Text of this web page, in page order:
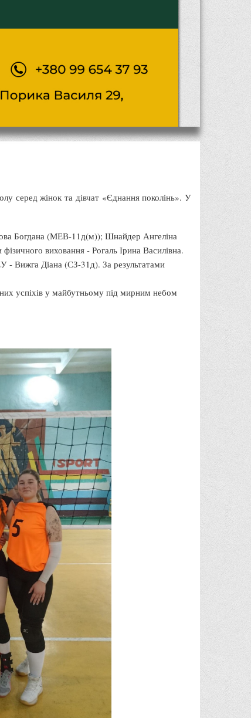
серед жінок та дівчат «Єднання поколінь». У
Богдана (МЕВ-11д(м)); Шнайдер Ангеліна
виховання - Рогаль Ірина Василівна.
- Вижга Діана (СЗ-31д). За результатами
успіхів у майбутньому під мирним небом